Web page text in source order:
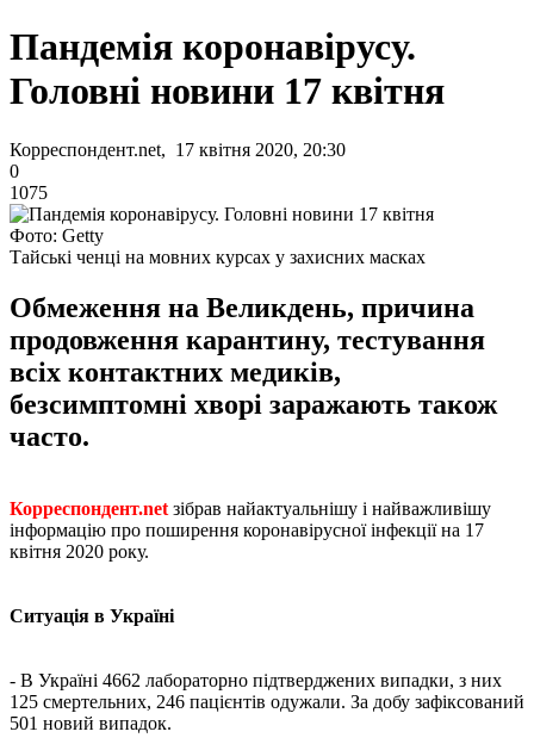
Пандемія коронавірусу.
Головні новини 17 квітня
Корреспондент.net, 17 квітня 2020, 20:30
0
1075
Фото: Getty
Тайські ченці на мовних курсах у захисних масках
Обмеження на Великдень, причина
продовження карантину, тестування
всіх контактних медиків,
безсимптомні хворі заражають також
часто.
Корреспондент.net зібрав найактуальнішу і найважливішу
інформацію про поширення коронавірусної інфекції на 17
квітня 2020 року.
Ситуація в Україні
- В Україні 4662 лабораторно підтверджених випадки, з них
125 смертельних, 246 пацієнтів одужали. За добу зафіксований
501 новий випадок.